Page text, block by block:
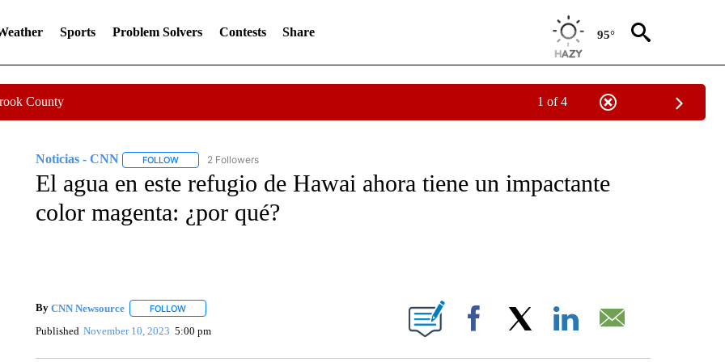
Sports Problem Solvers Contests Share 95°
County 1 of 4
Noticias - CNN FOLLOWFOLLOW "NOTICIAS - CNN" TO RECEIVE NOTIFICATIONS ABOUT NEW PAGES ON "NOTICIAS - CNN".
2 Followers
El agua en este refugio de Hawai ahora tiene un impactante
color magenta: ¿por qué?
By CNN Newsource FOLLOWFOLLOW "" TO RECEIVE NOTIFICATIONS ABOUT NEW PAGES ON "".
Published November 10, 2023 5:00 pm Facebook